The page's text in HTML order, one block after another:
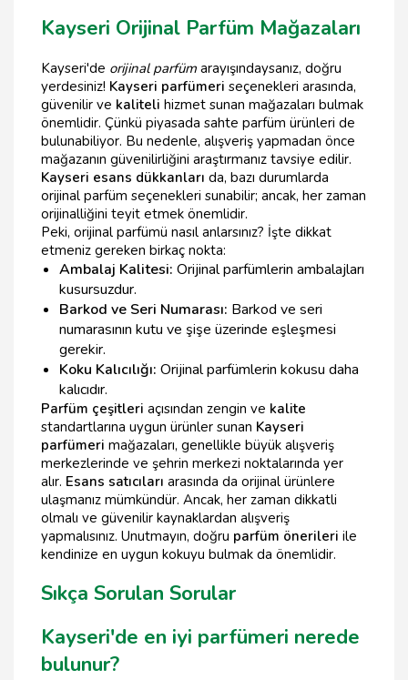
Kayseri Orijinal Parfüm Mağazaları
Kayseri'de orijinal parfüm arayışındaysanız, doğru
yerdesiniz! Kayseri parfümeri seçenekleri arasında,
güvenilir ve kaliteli hizmet sunan mağazaları bulmak
önemlidir. Çünkü piyasada sahte parfüm ürünleri de
bulunabiliyor. Bu nedenle, alışveriş yapmadan önce
mağazanın güvenilirliğini araştırmanız tavsiye edilir.
Kayseri esans dükkanları da, bazı durumlarda
orijinal parfüm seçenekleri sunabilir; ancak, her zaman
orijinalliğini teyit etmek önemlidir.
Peki, orijinal parfümü nasıl anlarsınız? İşte dikkat
etmeniz gereken birkaç nokta:
Ambalaj Kalitesi: Orijinal parfümlerin ambalajları
kusursuzdur.
Barkod ve Seri Numarası: Barkod ve seri
numarasının kutu ve şişe üzerinde eşleşmesi
gerekir.
Koku Kalıcılığı: Orijinal parfümlerin kokusu daha
kalıcıdır.
Parfüm çeşitleri açısından zengin ve kalite
standartlarına uygun ürünler sunan Kayseri
parfümeri mağazaları, genellikle büyük alışveriş
merkezlerinde ve şehrin merkezi noktalarında yer
alır. Esans satıcıları arasında da orijinal ürünlere
ulaşmanız mümkündür. Ancak, her zaman dikkatli
olmalı ve güvenilir kaynaklardan alışveriş
yapmalısınız. Unutmayın, doğru parfüm önerileri ile
kendinize en uygun kokuyu bulmak da önemlidir.
Sıkça Sorulan Sorular
Kayseri'de en iyi parfümeri nerede
bulunur?